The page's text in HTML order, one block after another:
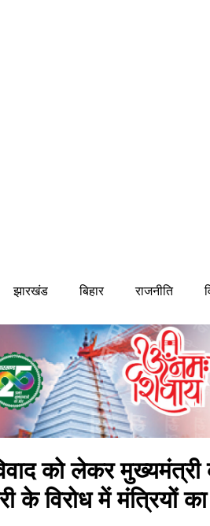
झारखंड बिहार राजनीति
को लेकर मुख्यमंत्री
के विरोध में मंत्रियों